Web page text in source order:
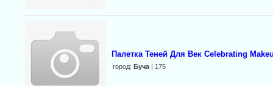
Палетка Теней Для Век Celebrating
город: Буча| 175